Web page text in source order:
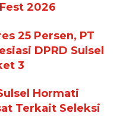
2026
25 Persen, PT
DPRD Sulsel
3
Hormati
Terkait Seleksi